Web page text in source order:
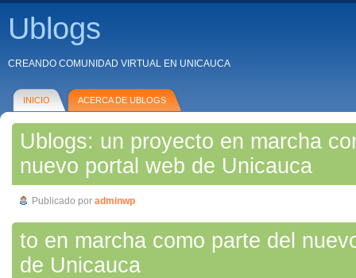
Ublogs
CREANDO COMUNIDAD VIRTUAL EN UNICAUCA
INICIO ACERCA DE UBLOGS
Ublogs: un proyecto en marcha
nuevo portal web de Unicauca
Publicado por adminwp
to en marcha como parte del
de Unicauca